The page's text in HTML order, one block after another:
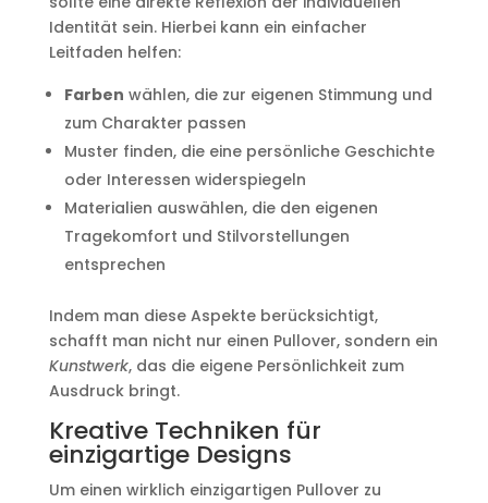
Identität sein. Hierbei kann ein einfacher
Leitfaden helfen:
Farben wählen, die zur eigenen Stimmung und
zum Charakter passen
Muster finden, die eine persönliche Geschichte
oder Interessen widerspiegeln
Materialien auswählen, die den eigenen
Tragekomfort und Stilvorstellungen
entsprechen
Indem man diese Aspekte berücksichtigt,
schafft man nicht nur einen Pullover, sondern ein
Kunstwerk, das die eigene Persönlichkeit zum
Ausdruck bringt.
Kreative Techniken für
einzigartige Designs
Um einen wirklich einzigartigen Pullover zu